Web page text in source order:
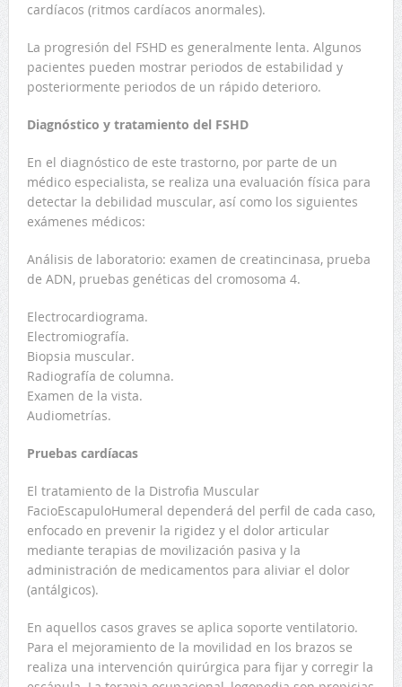
cardíacos (ritmos cardíacos anormales).
La progresión del FSHD es generalmente lenta. Algunos
pacientes pueden mostrar periodos de estabilidad y
posteriormente periodos de un rápido deterioro.
Diagnóstico y tratamiento del FSHD
En el diagnóstico de este trastorno, por parte de un
médico especialista, se realiza una evaluación física para
detectar la debilidad muscular, así como los siguientes
exámenes médicos:
Análisis de laboratorio: examen de creatincinasa, prueba
de ADN, pruebas genéticas del cromosoma 4.
Electrocardiograma.
Electromiografía.
Biopsia muscular.
Radiografía de columna.
Examen de la vista.
Audiometrías.
Pruebas cardíacas
El tratamiento de la Distrofia Muscular
FacioEscapuloHumeral dependerá del perfil de cada caso,
enfocado en prevenir la rigidez y el dolor articular
mediante terapias de movilización pasiva y la
administración de medicamentos para aliviar el dolor
(antálgicos).
En aquellos casos graves se aplica soporte ventilatorio.
Para el mejoramiento de la movilidad en los brazos se
realiza una intervención quirúrgica para fijar y corregir la